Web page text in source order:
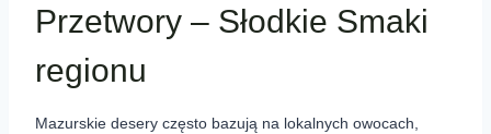
Przetwory – Słodkie Smaki
regionu
Mazurskie desery często bazują na lokalnych owocach,